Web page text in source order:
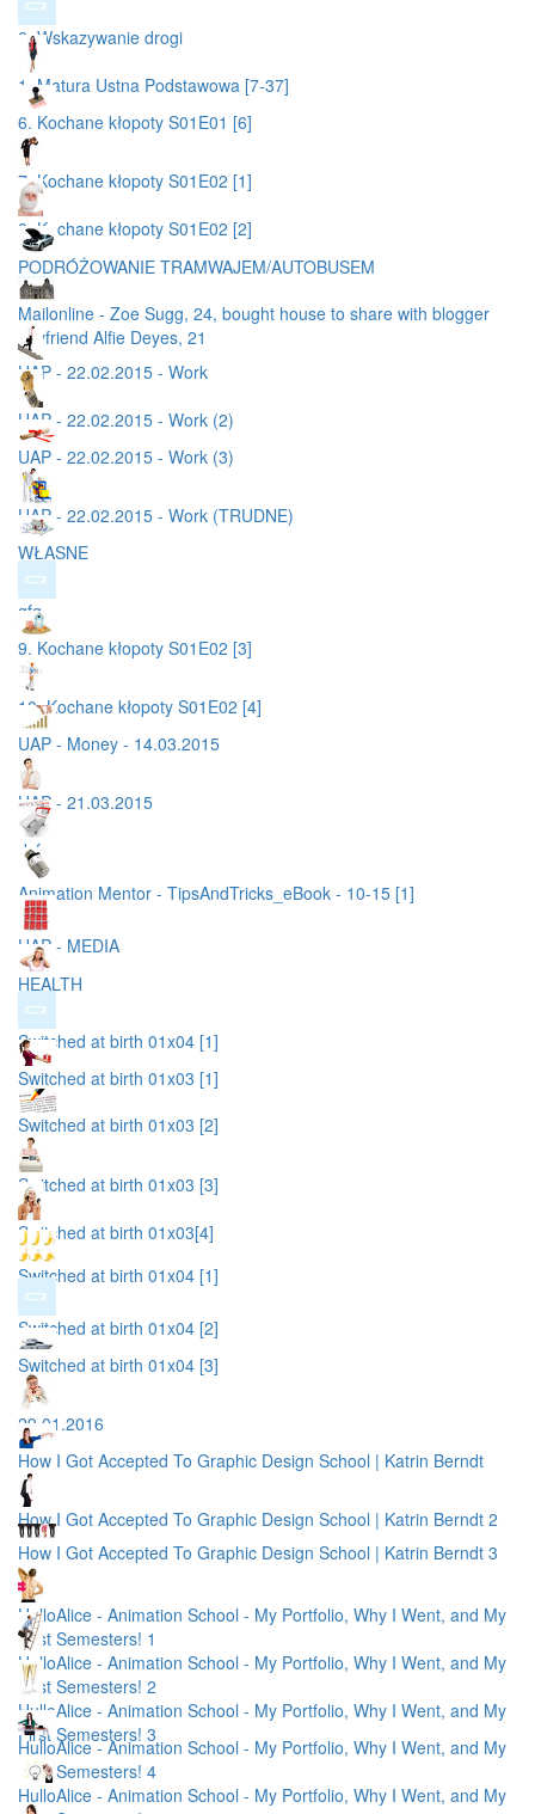
2. Wskazywanie drogi
1. Matura Ustna Podstawowa [7-37]
6. Kochane kłopoty S01E01 [6]
7. Kochane kłopoty S01E02 [1]
8. Kochane kłopoty S01E02 [2]
PODRÓŻOWANIE TRAMWAJEM/AUTOBUSEM
Mailonline - Zoe Sugg, 24, bought house to share with blogger
boyfriend Alfie Deyes, 21
UAP - 22.02.2015 - Work
UAP - 22.02.2015 - Work (2)
UAP - 22.02.2015 - Work (3)
UAP - 22.02.2015 - Work (TRUDNE)
WŁASNE
gfg
9. Kochane kłopoty S01E02 [3]
10. Kochane kłopoty S01E02 [4]
UAP - Money - 14.03.2015
UAP - 21.03.2015
dsf
Animation Mentor - TipsAndTricks_eBook - 10-15 [1]
UAP - MEDIA
HEALTH
Switched at birth 01x04 [1]
Switched at birth 01x03 [1]
Switched at birth 01x03 [2]
Switched at birth 01x03 [3]
Switched at birth 01x03[4]
Switched at birth 01x04 [1]
Switched at birth 01x04 [2]
Switched at birth 01x04 [3]
29.01.2016
How I Got Accepted To Graphic Design School | Katrin Berndt
How I Got Accepted To Graphic Design School | Katrin Berndt 2
How I Got Accepted To Graphic Design School | Katrin Berndt 3
HulloAlice - Animation School - My Portfolio, Why I Went, and My
First Semesters! 1
HulloAlice - Animation School - My Portfolio, Why I Went, and My
First Semesters! 2
HulloAlice - Animation School - My Portfolio, Why I Went, and My
First Semesters! 3
HulloAlice - Animation School - My Portfolio, Why I Went, and My
First Semesters! 4
HulloAlice - Animation School - My Portfolio, Why I Went, and My